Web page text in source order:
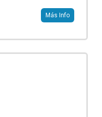
Más Info